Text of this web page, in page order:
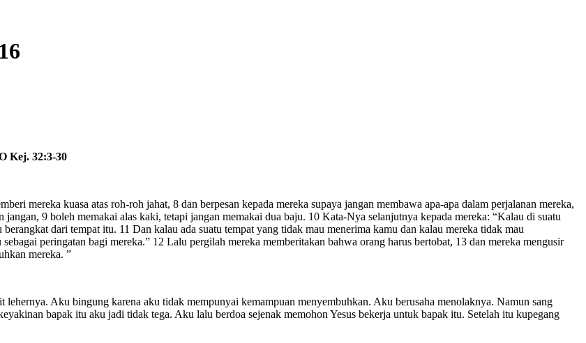
Kej. 32:3-30
mereka kuasa atas roh-roh jahat, 8 dan berpesan kepada mereka supaya jangan membawa apa-apa dalam perjalanan mereka,
9 boleh memakai alas kaki, tetapi jangan memakai dua baju. 10 Kata-Nya selanjutnya kepada mereka: “Kalau di suatu
dari tempat itu. 11 Dan kalau ada suatu tempat yang tidak mau menerima kamu dan kalau mereka tidak mau
peringatan bagi mereka.” 12 Lalu pergilah mereka memberitakan bahwa orang harus bertobat, 13 dan mereka mengusir
mereka. ”
lehernya. Aku bingung karena aku tidak mempunyai kemampuan menyembuhkan. Aku berusaha menolaknya. Namun sang
bapak itu aku jadi tidak tega. Aku lalu berdoa sejenak memohon Yesus bekerja untuk bapak itu. Setelah itu kupegang